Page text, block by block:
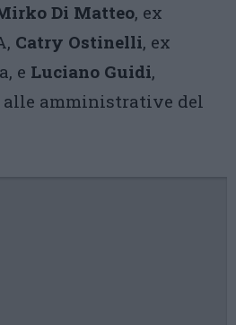
Di Matteo, ex
Catry Ostinelli, ex
e Luciano Guidi,
alle amministrative del